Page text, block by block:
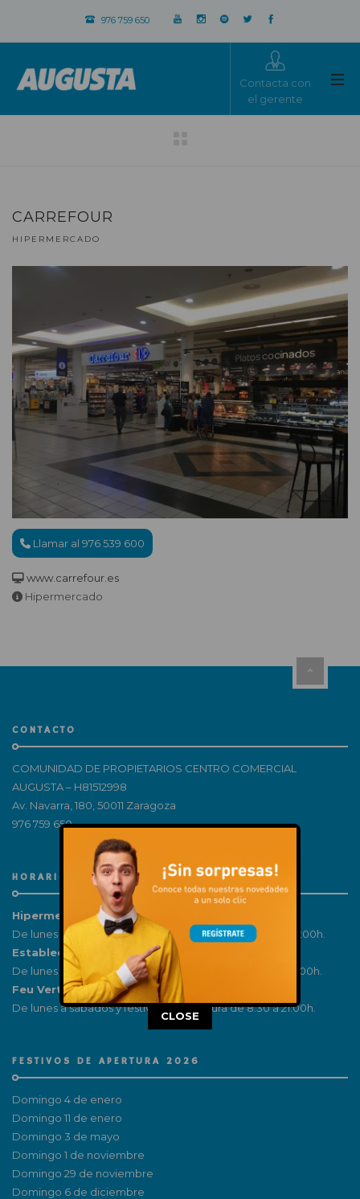
976 759 650
Contacta con
el gerente
CARREFOUR
HIPERMERCADO
Llamar al 976 539 600
www.carrefour.es
Hipermercado
CONTACTO
COMUNIDAD DE PROPIETARIOS CENTRO COMERCIAL
AUGUSTA – H81512998
Av. Navarra, 180, 50011 Zaragoza
976 759 650
HORARIOS
Hipermercado:
De lunes a sábados y festivos de apertura de 09:00 a 22:00h.
Establecimientos:
De lunes a sábados y festivos de apertura de 10:00 a 22:00h.
Feu Vert:
De lunes a sábados y festivos de apertura de 8:30 a 21:00h.
FESTIVOS DE APERTURA 2026
Domingo 4 de enero
Domingo 11 de enero
Domingo 3 de mayo
Domingo 1 de noviembre
Domingo 29 de noviembre
Domingo 6 de diciembre
This popup will close in:15
CLOSE